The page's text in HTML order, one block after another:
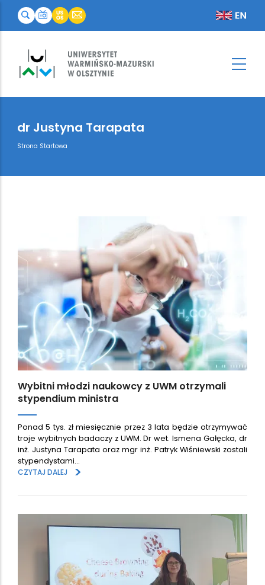
dr Justyna Tarapata
Breadcrumb
Strona Startowa
Wybitni młodzi naukowcy z UWM otrzymali
stypendium ministra
Ponad 5 tys. zł miesięcznie przez 3 lata będzie otrzymywać
troje wybitnych badaczy z UWM. Dr wet. Ismena Gałęcka, dr
inż. Justyna Tarapata oraz mgr inż. Patryk Wiśniewski zostali
stypendystami…
CZYTAJ DALEJ
>